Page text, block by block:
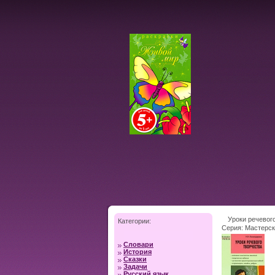
Категории:
Словари
История
Сказки
Задачи
Уроки
Серия: